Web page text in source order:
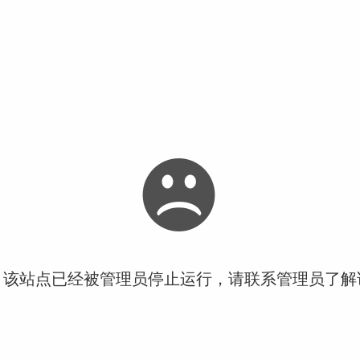
站点已经被管理员停止运行，请联系管理员了